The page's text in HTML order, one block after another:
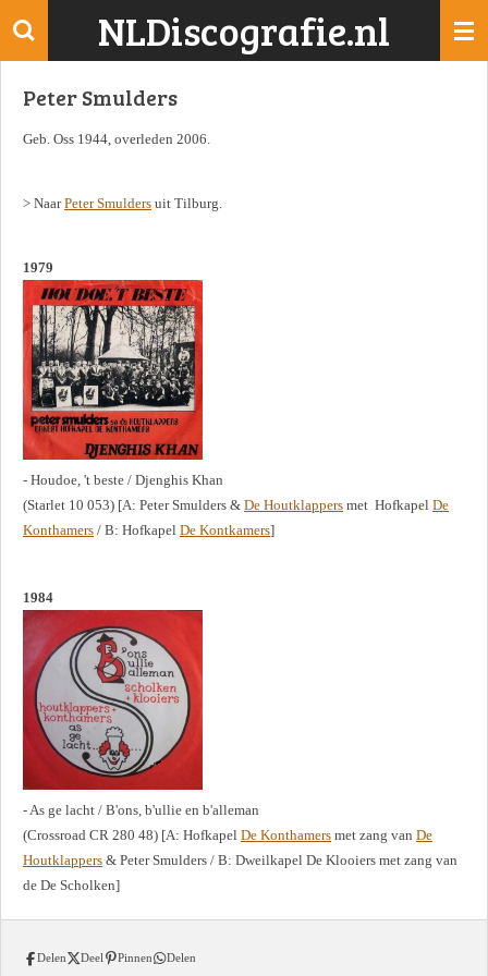
Ga
de
NLDiscografie.nl
Peter Smulders
Geb. Oss 1944, overleden 2006.
> NaarPeter Smulders uit Tilburg.
1979
- Houdoe, 't beste / Djenghis Khan
(Starlet 10 053) [A: Peter Smulders & De Houtklappers met Hofkapel De
Konthamers / B: Hofkapel De Kontkamers]
1984
- As ge lacht / B'ons, b'ullie en b'alleman
(Crossroad CR 280 48) [A: Hofkapel De Konthamers met zang van De
Houtklappers & Peter Smulders / B: Dweilkapel De Klooiers met zang van
de De Scholken]
Delen Deel Pinnen Delen